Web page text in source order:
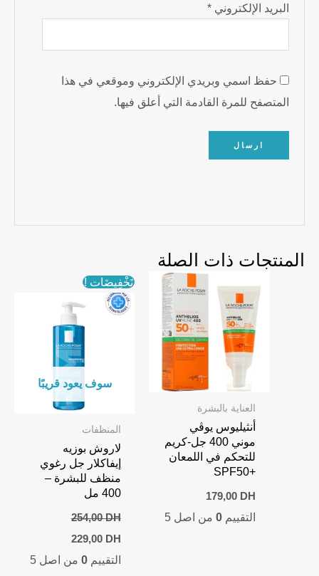
البريد الإلكتروني*
حفظ اسمي وبريدي الإلكتروني وموقعي في هذا
المتصفح للمرة القادمة التي أعلق فيها.
المنتجات ذات الصلة
العناية بالبشرة
أنثيليوس يوڤي
موني 400 جل-كريم
للتحكم في اللمعان
+SPF50
179,00 DH
التقييم 0من اصل 5
تَخْفِيضَات !
سوف يعود قريبًا
المنظفات
لاروش بوزيه
إيفاكلار جل رغوي
منظف للبشرة –
400 مل
254,00DH
Original
was:
229,00 DH
is:
التقييم0 من اصل 5